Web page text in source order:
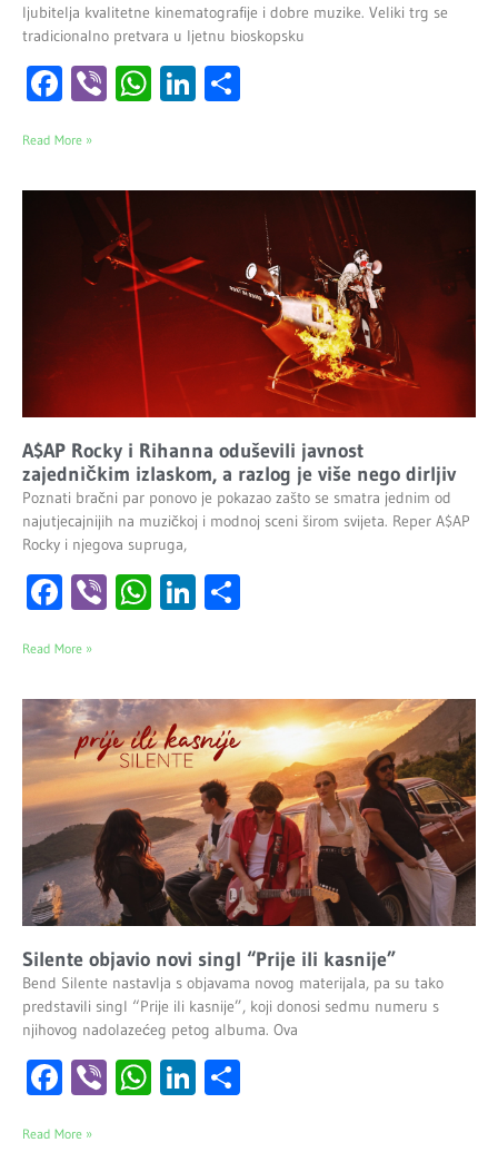
ljubitelja kvalitetne kinematografije i dobre muzike. Veliki trg se
tradicionalno pretvara u ljetnu bioskopsku
Facebook
ViberWhatsApp
LinkedIn
Read More »
A$AP Rocky i Rihanna oduševili javnost
zajedničkim izlaskom, a razlog je više nego dirljiv
Poznati bračni par ponovo je pokazao zašto se smatra jednim od
najutjecajnijih na muzičkoj i modnoj sceni širom svijeta. Reper A$AP
Rocky i njegova supruga,
Facebook
ViberWhatsApp
LinkedIn
Read More »
Silente objavio novi singl “Prije ili kasnije”
Bend Silente nastavlja s objavama novog materijala, pa su tako
predstavili singl “Prije ili kasnije”, koji donosi sedmu numeru s
njihovog nadolazećeg petog albuma. Ova
Facebook
ViberWhatsApp
LinkedIn
Read More »